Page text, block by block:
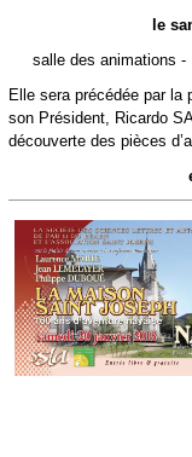
le
salle des animations -
Elle sera précédée par la
son Président, Ricardo
découverte des pièces